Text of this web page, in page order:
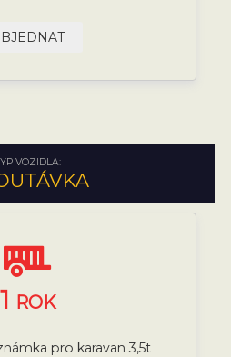
VOZIDLA:
1 ROK
pro karavan 3,5t